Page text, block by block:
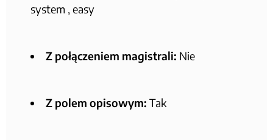
system , easy
Z połączeniem magistrali: Nie
Z polem opisowym: Tak